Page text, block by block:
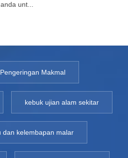
unt...
Makmal
kebuk ujian alam sekitar
dan kelembapan malar